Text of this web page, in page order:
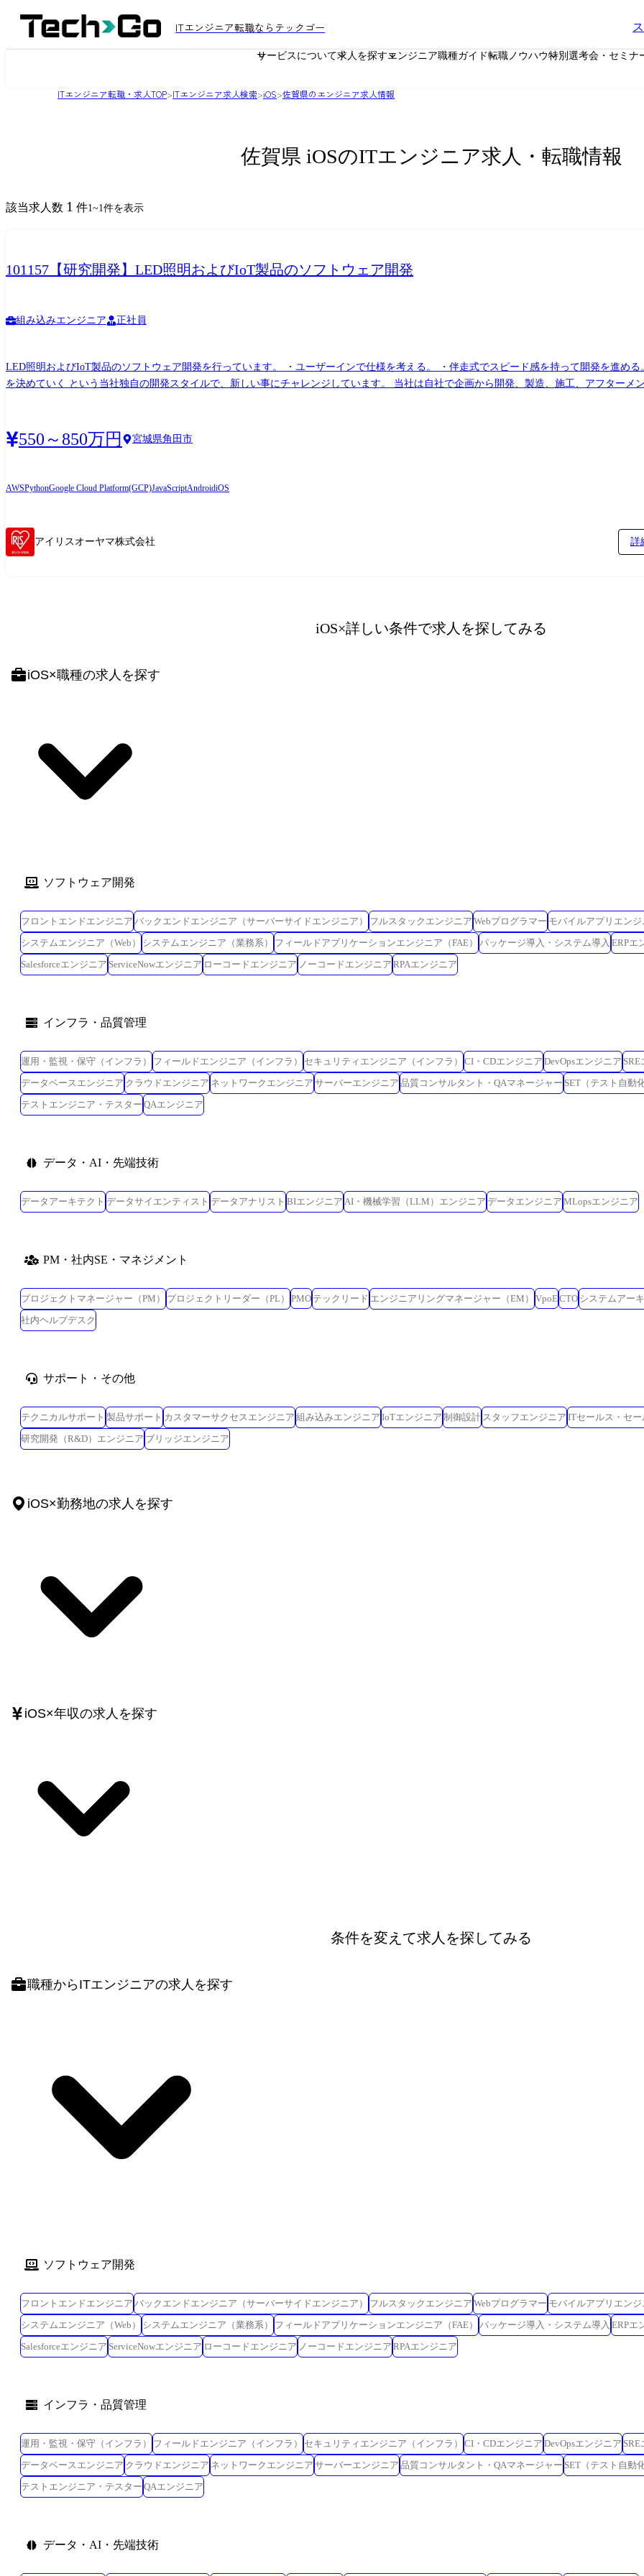
ITエンジニア転職ならテックゴー
サービスについて求人を探すエンジニア職種ガイド転職ノウハウ特別選考会・セミナ
ITエンジニア転職・求人TOP>ITエンジニア求人検索>iOS>佐賀県のエンジニア求人情報
佐賀県 iOSのITエンジニア求人・転職情報
該当求人数 1 件1~1件を表示
101157【研究開発】LED照明およびIoT製品のソフトウェア開発
組み込みエンジニア 正社員
LED照明およびIoT製品のソフトウェア開発を行っています。 ・ユーザーインで仕様を考える。 ・伴走式でスピード感を持って開発を進め
を決めていく という当社独自の開発スタイルで、新しい事にチャレンジしています。 当社は自社で企画から開発、製造、施工、アフターメンテナンスまで一貫して行っており裁量権をもっ
発(組込ソフト) ●Webアプリ、クラウドアプリ、スマホアプリの開発 など 【仕事の仕方】 ・企画→仕様設計→詳細設計→量産まで一貫して担当 ・外部パートナー企業と連携した開発 ・社
内の筐体設計、回路設計、システム設計担当者とチームを組んで開発
550～850万円 宮城県角田市
AWSPythonGoogle Cloud Platform(GCP)JavaScriptAndroidiOS
アイリスオーヤマ株式会社 詳
iOS×詳しい条件で求人を探してみる
iOS×職種の求人を探す
ソフトウェア開発
フロントエンドエンジニア バックエンドエンジニア（サーバーサイドエンジニア） フルスタックエンジニア Webプログラマー モバイルアプリエンジ
システムエンジニア（Web）
システムエンジニア（業務系） フィールドアプリケーションエンジニア（FAE） パッケージ導入・システム導入 ERPエ
Salesforceエンジニア ServiceNowエンジニア ローコードエンジニア ノーコードエンジニア RPAエンジニア
インフラ・品質管理
運用・監視・保守（インフラ） フィールドエンジニア（インフラ） セキュリティエンジニア（インフラ） CI・CDエンジニア DevOpsエンジニア SRE
データベースエンジニア クラウドエンジニア ネットワークエンジニア サーバーエンジニア 品質コンサルタント・QAマネージャー SET（テスト自動
テストエンジニア・テスター QAエンジニア
データ・AI・先端技術
データアーキテクト データサイエンティスト データアナリスト BIエンジニア AI・機械学習（LLM）エンジニア データエンジニア MLopsエンジニア
PM・社内SE・マネジメント
プロジェクトマネージャー（PM） プロジェクトリーダー（PL） PMO テックリード エンジニアリングマネージャー（EM） VpoECTO システムアー
社内ヘルプデスク
サポート・その他
テクニカルサポート 製品サポート カスタマーサクセスエンジニア 組み込みエンジニア IoTエンジニア 制御設計 スタッフエンジニア ITセールス・セ
研究開発（R&D）エンジニア ブリッジエンジニア
iOS×勤務地の求人を探す
iOS×年収の求人を探す
条件を変えて求人を探してみる
職種からITエンジニアの求人を探す
ソフトウェア開発
フロントエンドエンジニア バックエンドエンジニア（サーバーサイドエンジニア） フルスタックエンジニア Webプログラマー モバイルアプリエンジ
システムエンジニア（Web）
システムエンジニア（業務系） フィールドアプリケーションエンジニア（FAE） パッケージ導入・システム導入 ERPエ
Salesforceエンジニア ServiceNowエンジニア ローコードエンジニア ノーコードエンジニア RPAエンジニア
インフラ・品質管理
運用・監視・保守（インフラ） フィールドエンジニア（インフラ） セキュリティエンジニア（インフラ） CI・CDエンジニア DevOpsエンジニア SRE
データベースエンジニア クラウドエンジニア ネットワークエンジニア サーバーエンジニア 品質コンサルタント・QAマネージャー SET（テスト自動
テストエンジニア・テスター QAエンジニア
データ・AI・先端技術